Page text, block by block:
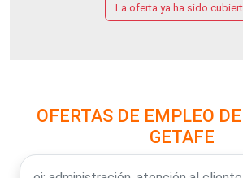
La oferta ya ha sido
OFERTAS DE EMPLEO
GETAFE